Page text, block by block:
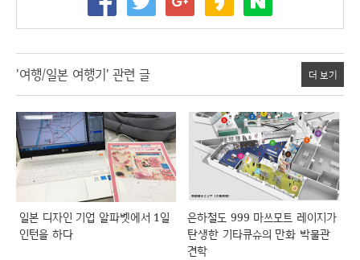
'여행/일본 여행기' 관련 글 더 보기
일본 디자인 기업 알파벳에서 1일
인턴을 하다
은하철도 999 마쓰모트 레이지가
탄생한 기타큐슈의 만화 박물관
견학